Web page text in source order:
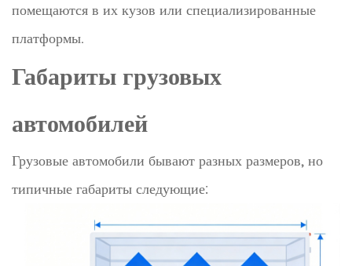
помещаются в их кузов или специализированные
платформы.
Габариты грузовых
автомобилей
Грузовые автомобили бывают разных размеров, но
типичные габариты следующие: